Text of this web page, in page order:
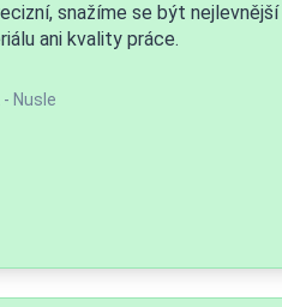
snažíme se být nejlevnější
ani kvality práce.
Nusle